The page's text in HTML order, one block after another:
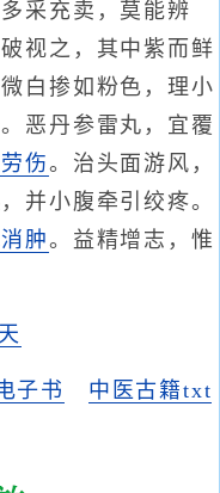
采充卖，莫能辨
视之，其中紫而鲜
白掺如粉色，理小
恶丹参雷丸，宜覆
劳伤。治头面游风，
并小腹牵引绞疼。
肿。益精增志，惟
子书
中医古籍txt